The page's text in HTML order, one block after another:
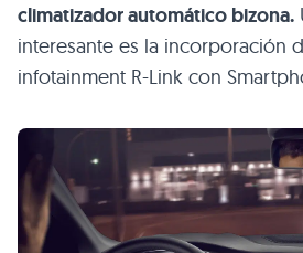
climatizador automático bizona.
interesante es la incorporación
infotainment R-Link con